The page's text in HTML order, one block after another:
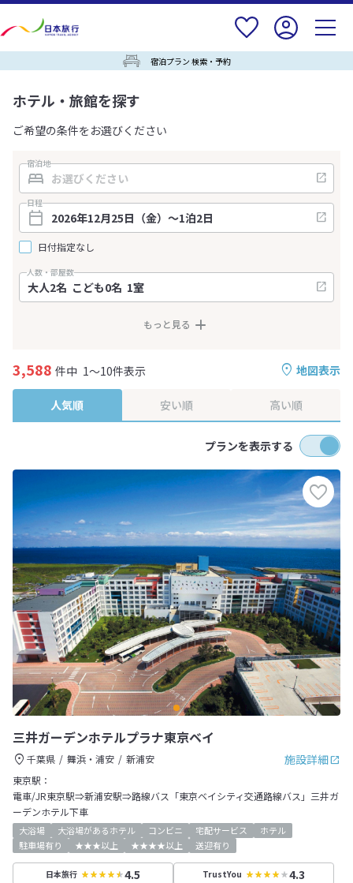
宿泊プラン 検索・予約
ホテル・旅館を探す
ご希望の条件をお選びください
宿泊地
日程
日付指定なし
人数・部屋数
もっと見る
地図表示
3,588 件中 1～10件表示
人気順 安い順 高い順
プランを表示する
三井ガーデンホテルプラナ東京ベイ
施設詳細
千葉県 舞浜・浦安
新浦安
東京駅：
電車/JR東京駅⇒新浦安駅⇒路線バス「東京ベイシティ交通路線バス」三井ガ
ーデンホテル下車
大浴場 大浴場があるホテル コンビニ 宅配サービス
ホテル
駐車場有り
★★★以上 ★★★★以上 送迎有り
日本旅行 4.5 TrustYou 4.3